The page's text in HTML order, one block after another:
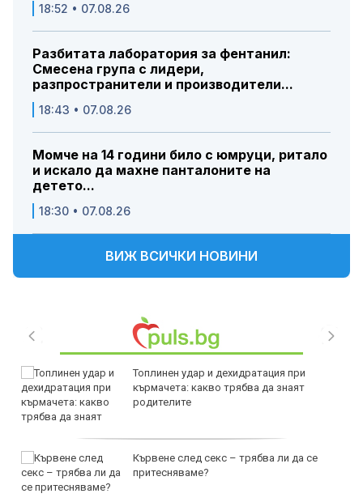
18:52 • 07.08.26
Разбитата лаборатория за фентанил:
Смесена група с лидери,
разпространители и производители...
18:43 • 07.08.26
Момче на 14 години било с юмруци, ритало
и искало да махне панталоните на
детето...
18:30 • 07.08.26
ВИЖ ВСИЧКИ НОВИНИ
Топлинен удар и дехидратация при
кърмачета: какво трябва да знаят
родителите
Кървене след секс – трябва ли да се
притесняваме?